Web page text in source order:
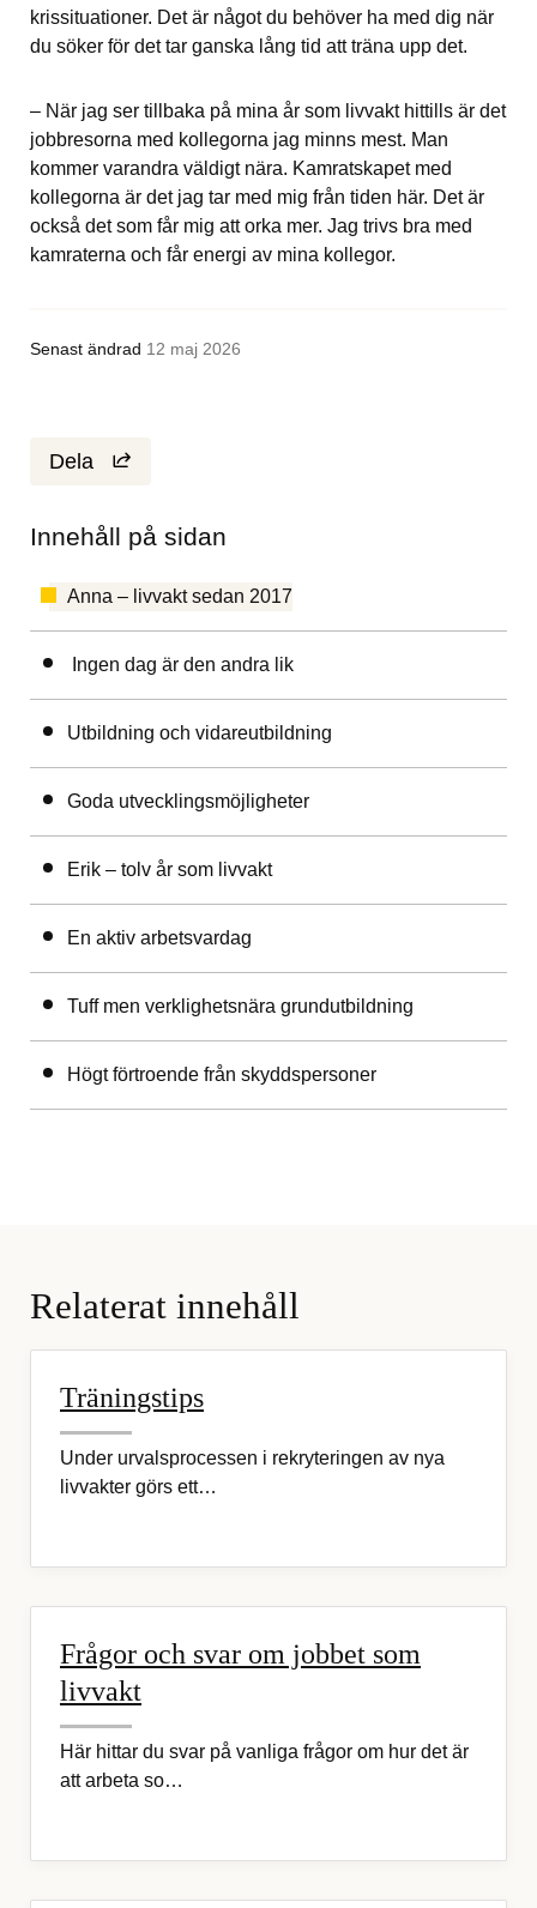
krissituationer. Det är något du behöver ha med dig när
du söker för det tar ganska lång tid att träna upp det.
– När jag ser tillbaka på mina år som livvakt hittills är det
jobbresorna med kollegorna jag minns mest. Man
kommer varandra väldigt nära. Kamratskapet med
kollegorna är det jag tar med mig från tiden här. Det är
också det som får mig att orka mer. Jag trivs bra med
kamraterna och får energi av mina kollegor.
Senast ändrad 12 maj 2026
Dela
Innehåll på sidan
Anna – livvakt sedan 2017
Ingen dag är den andra lik
Utbildning och vidareutbildning
Goda utvecklingsmöjligheter
Erik – tolv år som livvakt
En aktiv arbetsvardag
Tuff men verklighetsnära grundutbildning
Högt förtroende från skyddspersoner
Relaterat innehåll
Träningstips
Under urvalsprocessen i rekryteringen av nya
livvakter görs ett…
Frågor och svar om jobbet som
livvakt
Här hittar du svar på vanliga frågor om hur det är
att arbeta so…